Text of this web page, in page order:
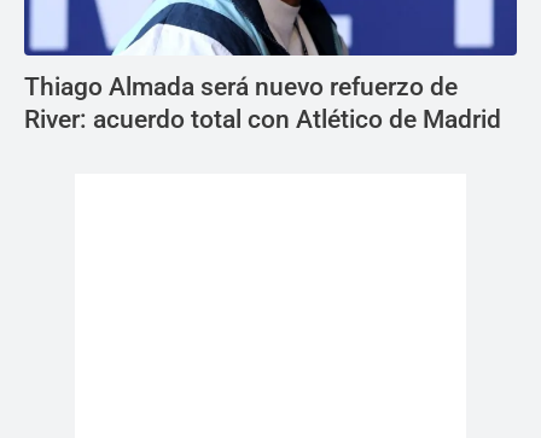
Thiago Almada será nuevo refuerzo de
River: acuerdo total con Atlético de Madrid